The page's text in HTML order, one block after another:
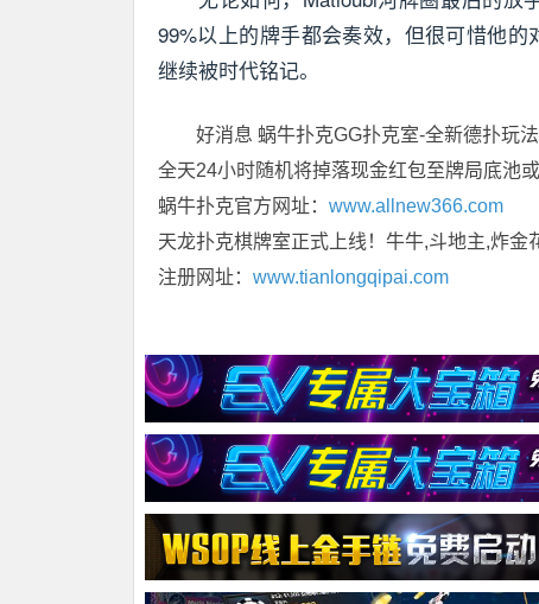
99%以上的牌手都会奏效，但很可惜他
继续被时代铭记。
好消息 蜗牛扑克GG扑克室-全新德扑玩法
全天24小时随机将掉落现金红包至牌局底池
蜗牛扑克官方网址： www.allnew366.com
天龙扑克棋牌室正式上线！牛牛,斗地主,炸金
注册网址： www.tianlongqipai.com